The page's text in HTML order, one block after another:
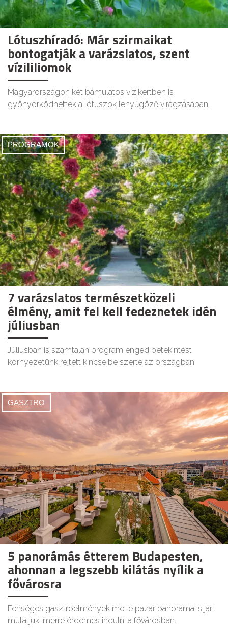
Lótuszhíradó: Már szirmaikat
bontogatják a varázslatos, szent
vízililiomok
Magyarországon két bámulatos vízikertben is
gyönyörködhettek a lótuszok lenyűgöző virágzásában.
PROGRAMOK
7 varázslatos természetközeli
élmény, amit fel kell fedeznetek idén
júliusban
Júliusban is számtalan program enged betekintést
környezetünk rejtett kincseibe szerte az országban.
GASZTRO
5 panorámás étterem Budapesten,
ahonnan a legszebb kilátás nyílik a
fővárosra
Fenséges gasztroélmények mellé pazar panoráma is jár:
mutatjuk, merre érdemes indulni a fővárosban.